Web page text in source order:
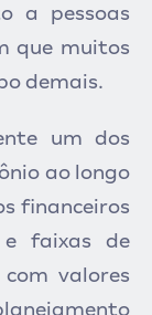
a pessoas
que muitos
demais.
um dos
ao longo
financeiros
e faixas de
valores